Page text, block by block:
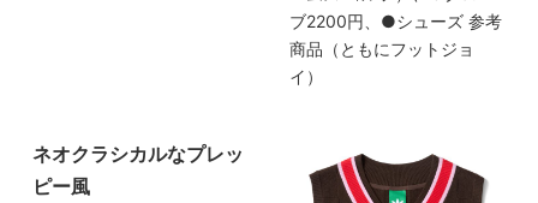
ブ2200円、●シューズ 参考
商品（ともにフットジョ
イ）
ネオクラシカルなプレッ
ピー風